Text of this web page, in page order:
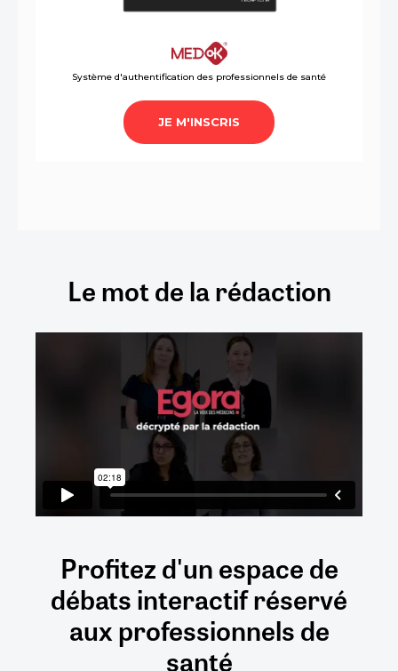
Le mot de la rédaction
Profitez d'un espace de
débatsinteractifréservé
auxprofessionnels de
santé